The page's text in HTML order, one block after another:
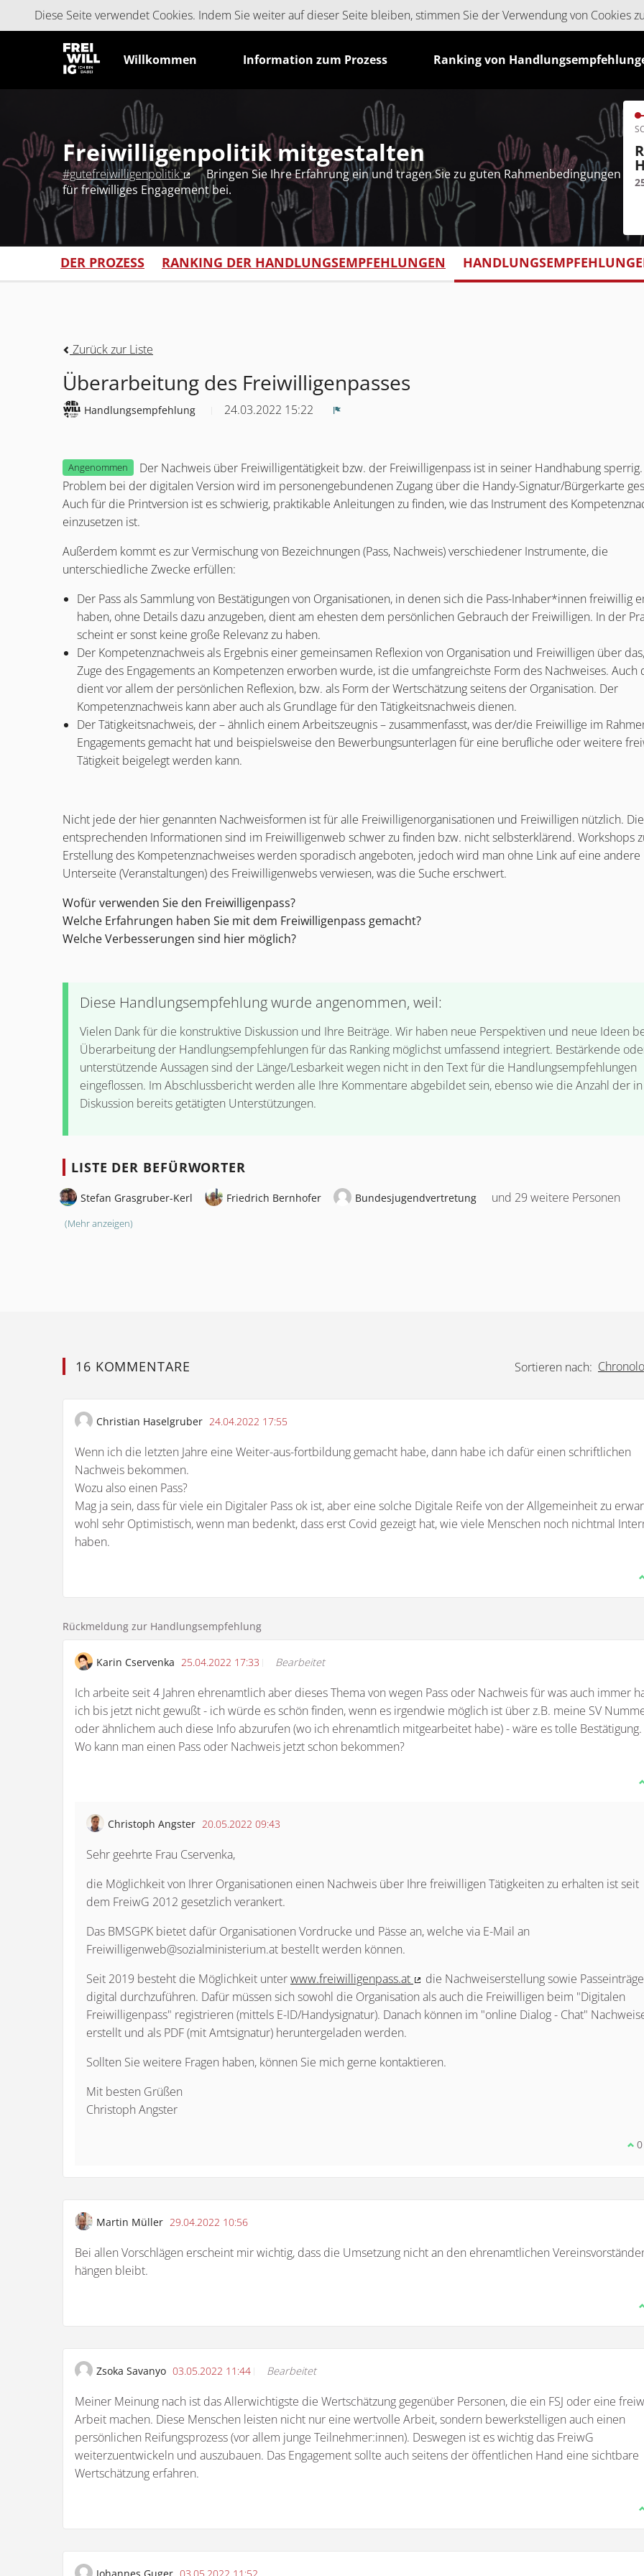
Diese Seite verwendet Cookies. Indem Sie weiter auf dieser Seite bleiben, stimmen Sie der Verwendung von Cookies
Willkommen Information zum Prozess Ranking von
Freiwilligenpolitik mitgestalten
#gutefreiwilligenpolitik
(Externer Link)
Bringen Sie Ihre Erfahrung ein und tragen Sie zu guten Rahmenbedingungen
für freiwilliges Engagement bei.
DER PROZESS RANKING DER HANDLUNGSEMPFEHLUNGEN
Zurück zur Liste
Überarbeitung des Freiwilligenpasses
Handlungsempfehlung 24.03.2022 15:22
Angenommen
Der Nachweis über Freiwilligentätigkeit bzw. der Freiwilligenpass ist in seiner Handhabung
Problem bei der digitalen Version wird im personengebundenen Zugang über die Handy-Signatur/Bürgerkarte
Auch für die Printversion ist es schwierig, praktikable Anleitungen zu finden, wie das Instrument des
einzusetzen ist.
Außerdem kommt es zur Vermischung von Bezeichnungen (Pass, Nachweis) verschiedener Instrumente, die
unterschiedliche Zwecke erfüllen:
Der Pass als Sammlung von Bestätigungen von Organisationen, in denen sich die Pass-Inhaber*innen freiwillig
haben, ohne Details dazu anzugeben, dient am ehesten dem persönlichen Gebrauch der Freiwilligen. In der
scheint er sonst keine große Relevanz zu haben.
Der Kompetenznachweis als Ergebnis einer gemeinsamen Reflexion von Organisation und Freiwilligen über
Zuge des Engagements an Kompetenzen erworben wurde, ist die umfangreichste Form des Nachweises. Auch
dient vor allem der persönlichen Reflexion, bzw. als Form der Wertschätzung seitens der Organisation. Der
Kompetenznachweis kann aber auch als Grundlage für den Tätigkeitsnachweis dienen.
Der Tätigkeitsnachweis, der – ähnlich einem Arbeitszeugnis – zusammenfasst, was der/die Freiwillige im
Engagements gemacht hat und beispielsweise den Bewerbungsunterlagen für eine berufliche oder weitere
Tätigkeit beigelegt werden kann.
Nicht jede der hier genannten Nachweisformen ist für alle Freiwilligenorganisationen und Freiwilligen nützlich. Die
entsprechenden Informationen sind im Freiwilligenweb schwer zu finden bzw. nicht selbsterklärend. Workshops
Erstellung des Kompetenznachweises werden sporadisch angeboten, jedoch wird man ohne Link auf eine andere
Unterseite (Veranstaltungen) des Freiwilligenwebs verwiesen, was die Suche erschwert.
Wofür verwenden Sie den Freiwilligenpass?
Welche Erfahrungen haben Sie mit dem Freiwilligenpass gemacht?
Welche Verbesserungen sind hier möglich?
Diese Handlungsempfehlung wurde angenommen, weil:
Vielen Dank für die konstruktive Diskussion und Ihre Beiträge. Wir haben neue Perspektiven und neue Ideen
Überarbeitung der Handlungsempfehlungen für das Ranking möglichst umfassend integriert. Bestärkende
unterstützende Aussagen sind der Länge/Lesbarkeit wegen nicht in den Text für die Handlungsempfehlungen
eingeflossen. Im Abschlussbericht werden alle Ihre Kommentare abgebildet sein, ebenso wie die Anzahl der
Diskussion bereits getätigten Unterstützungen.
LISTE DER BEFÜRWORTER
Stefan Grasgruber-Kerl Friedrich Bernhofer Bundesjugendvertretung und 29 weitere Personen
(Mehr anzeigen)
16 KOMMENTARE Sortieren nach:
Christian Haselgruber 24.04.2022 17:55
Wenn ich die letzten Jahre eine Weiter-aus-fortbildung gemacht habe, dann habe ich dafür einen schriftlichen
Nachweis bekommen.
Wozu also einen Pass?
Mag ja sein, dass für viele ein Digitaler Pass ok ist, aber eine solche Digitale Reife von der Allgemeinheit zu
wohl sehr Optimistisch, wenn man bedenkt, dass erst Covid gezeigt hat, wie viele Menschen noch nichtmal
haben.
Rückmeldung zur Handlungsempfehlung
Karin Cservenka 25.04.2022 17:33 Bearbeitet
Ich arbeite seit 4 Jahren ehrenamtlich aber dieses Thema von wegen Pass oder Nachweis für was auch immer
ich bis jetzt nicht gewußt - ich würde es schön finden, wenn es irgendwie möglich ist über z.B. meine SV
oder ähnlichem auch diese Info abzurufen (wo ich ehrenamtlich mitgearbeitet habe) - wäre es tolle Bestätigung.
Wo kann man einen Pass oder Nachweis jetzt schon bekommen?
Christoph Angster 20.05.2022 09:43
Sehr geehrte Frau Cservenka,
die Möglichkeit von Ihrer Organisationen einen Nachweis über Ihre freiwilligen Tätigkeiten zu erhalten ist seit
dem FreiwG 2012 gesetzlich verankert.
Das BMSGPK bietet dafür Organisationen Vordrucke und Pässe an, welche via E-Mail an
Freiwilligenweb@sozialministerium.at bestellt werden können.
Seit 2019 besteht die Möglichkeit unterwww.freiwilligenpass.at
(Externer Link)
die Nachweiserstellung sowie Passeinträge
digital durchzuführen. Dafür müssen sich sowohl die Organisation als auch die Freiwilligen beim "Digitalen
Freiwilligenpass" registrieren (mittels E-ID/Handysignatur). Danach können im "online Dialog - Chat"
erstellt und als PDF (mit Amtsignatur) heruntergeladen werden.
Sollten Sie weitere Fragen haben, können Sie mich gerne kontaktieren.
Mit besten Grüßen
Christoph Angster
Ich
0
Martin Müller 29.04.2022 10:56
Bei allen Vorschlägen erscheint mir wichtig, dass die Umsetzung nicht an den ehrenamtlichen
hängen bleibt.
Zsoka Savanyo 03.05.2022 11:44 Bearbeitet
Meiner Meinung nach ist das Allerwichtigste die Wertschätzung gegenüber Personen, die ein FSJ oder eine
Arbeit machen. Diese Menschen leisten nicht nur eine wertvolle Arbeit, sondern bewerkstelligen auch einen
persönlichen Reifungsprozess (vor allem junge Teilnehmer:innen). Deswegen ist es wichtig das FreiwG
weiterzuentwickeln und auszubauen. Das Engagement sollte auch seitens der öffentlichen Hand eine sichtbare
Wertschätzung erfahren.
Johannes Guger 03.05.2022 11:52
Cookie-Einstellungen